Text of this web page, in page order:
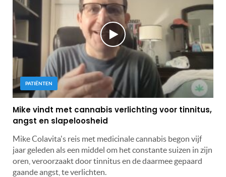
PATIËNTEN
Mike vindt met cannabis verlichting voor tinnitus,
angst en slapeloosheid
Mike Colavita's reis met medicinale cannabis begon vijf
jaar geleden als een middel om het constante suizen in zijn
oren, veroorzaakt door tinnitus en de daarmee gepaard
gaande angst, te verlichten.